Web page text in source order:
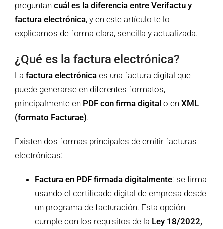
preguntan cuál es la diferencia entre Verifactu y
factura electrónica, y en este artículo te lo
explicamos de forma clara, sencilla y actualizada.
¿Qué es la factura electrónica?
La factura electrónica es una factura digital que
puede generarse en diferentes formatos,
principalmente en PDF con firma digital o en XML
(formato Facturae).
Existen dos formas principales de emitir facturas
electrónicas:
Factura en PDF firmada digitalmente: se firma
usando el certificado digital de empresa desde
un programa de facturación. Esta opción
cumple con los requisitos de la Ley 18/2022,